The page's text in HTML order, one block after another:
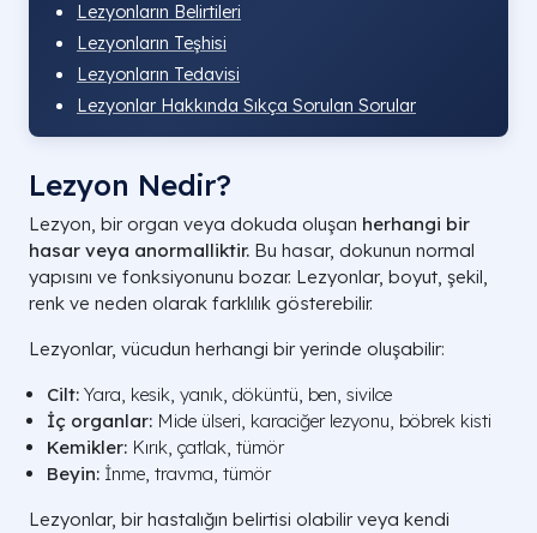
Lezyonların Belirtileri
Lezyonların Teşhisi
Lezyonların Tedavisi
Lezyonlar Hakkında Sıkça Sorulan Sorular
Lezyon Nedir?
Lezyon, bir organ veya dokuda oluşan herhangi bir
hasar veya anormalliktir. Bu hasar, dokunun normal
yapısını ve fonksiyonunu bozar. Lezyonlar, boyut, şekil,
renk ve neden olarak farklılık gösterebilir.
Lezyonlar, vücudun herhangi bir yerinde oluşabilir:
Cilt: Yara, kesik, yanık, döküntü, ben, sivilce
İç organlar: Mide ülseri, karaciğer lezyonu, böbrek kisti
Kemikler: Kırık, çatlak, tümör
Beyin: İnme, travma, tümör
Lezyonlar, bir hastalığın belirtisi olabilir veya kendi